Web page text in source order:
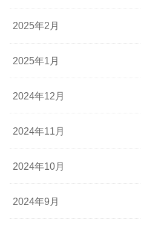
2025年2月
2025年1月
2024年12月
2024年11月
2024年10月
2024年9月